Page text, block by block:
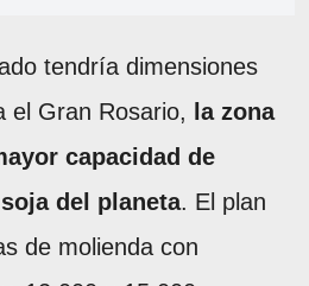
tendría dimensiones
el Gran Rosario, la zona
capacidad de
del planeta. El plan
de molienda con